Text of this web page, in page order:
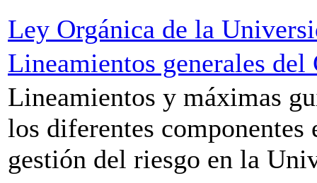
Ley Orgánica de la
Lineamientos generales
Lineamientos y máximas
los diferentes componentes
gestión del riesgo en la